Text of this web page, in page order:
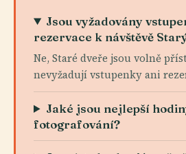
Jsou vyžadovány
rezervace k návštěvě
Ne, Staré dveře jsou volně
nevyžadují vstupenky ani
Jaké jsou nejlepší
fotografování?